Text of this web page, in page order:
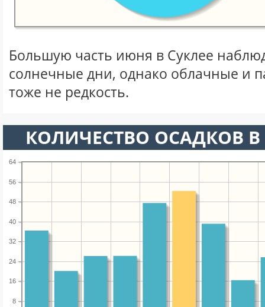
Большую часть июня в Суклее
солнечные дни, однако облачные и
тоже не редкость.
КОЛИЧЕСТВО ОСАДКОВ
8
16
24
32
40
48
56
64